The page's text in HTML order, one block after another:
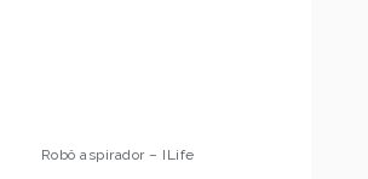
Robô aspirador – ILife